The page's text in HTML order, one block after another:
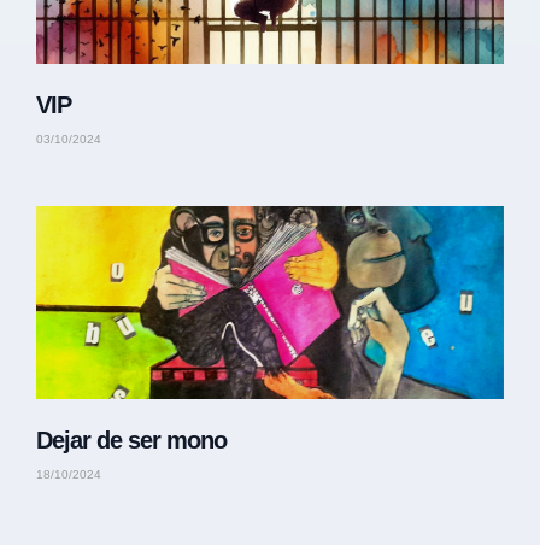
VIP
03/10/2024
Dejar de ser mono
18/10/2024